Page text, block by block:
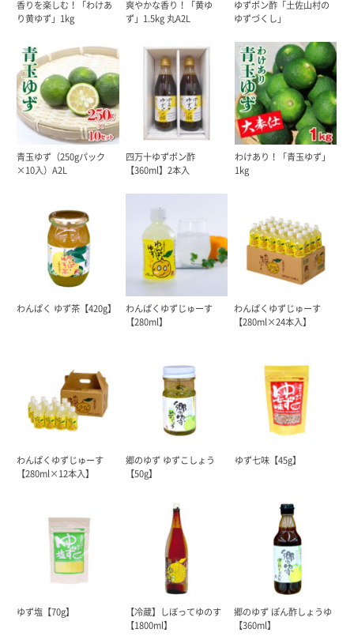
香りを楽しむ！「わけあ
り黄ゆず」1kg
爽やかな香り！「黄ゆ
ず」1.5kg 丸A2L
ゆずポン酢「土佐山村の
ゆずづくし」
青玉ゆず（250gパック
×10入）A2L
四万十ゆずポン酢
【360ml】2本入
わけあり！「青玉ゆず」
1kg
わんぱく ゆず茶【420g】
わんぱくゆずじゅーす
【280ml】
わんぱくゆずじゅーす
【280ml×24本入】
わんぱくゆずじゅーす
【280ml×12本入】
郷のゆず ゆずこしょう
【50g】
ゆず七味【45g】
ゆず塩【70g】
【冷蔵】しぼってゆのす
【1800ml】
郷のゆず ぽん酢しょうゆ
【360ml】